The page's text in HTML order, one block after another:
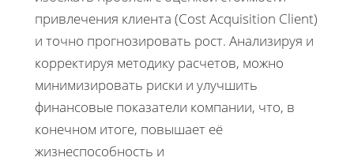
привлечения клиента (Cost Acquisition Client)
и точно прогнозировать рост. Анализируя и
корректируя методику расчетов, можно
минимизировать риски и улучшить
финансовые показатели компании, что, в
конечном итоге, повышает её
жизнеспособность и